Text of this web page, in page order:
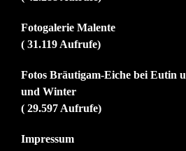
Fotogalerie Malente
( 31.119 Aufrufe)
Fotos Bräutigam-Eiche bei Eutin
und Winter
( 29.597 Aufrufe)
Impressum